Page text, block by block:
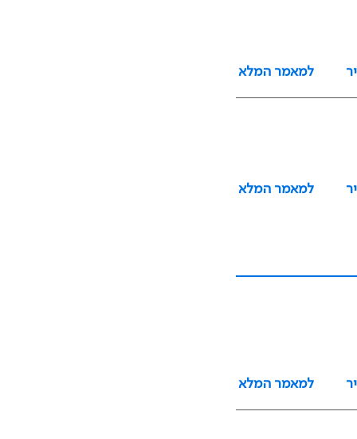
למאמר המלא
למאמר המלא
למאמר המלא